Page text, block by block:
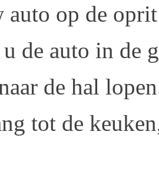
auto op de
de auto in de
de hal
tot de